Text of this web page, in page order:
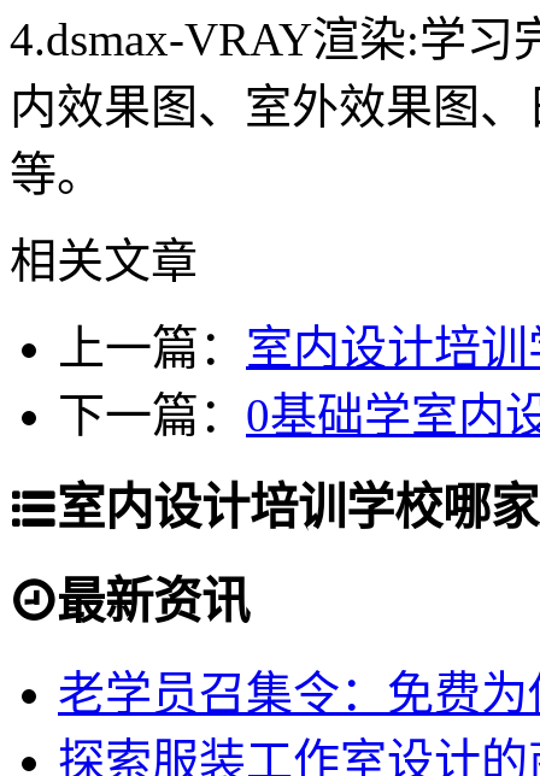
4.dsmax-VRAY渲染:学
内效果图、室外效果图
等。
相关文章
上一篇： 室内设计培
下一篇： 0基础学室内
室内设计培训学校哪
最新资讯
老学员召集令：免费
探索服装工作室设计